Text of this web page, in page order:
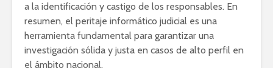
a la identificación y castigo de los responsables. En
resumen, el peritaje informático judicial es una
herramienta fundamental para garantizar una
investigación sólida y justa en casos de alto perfil en
el ámbito nacional.